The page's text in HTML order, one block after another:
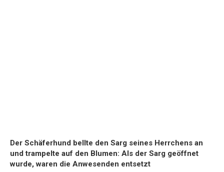
Der Schäferhund bellte den Sarg seines Herrchens an
undtrampelte auf den Blumen: Als der Sarg geöffnet
wurde,waren die Anwesenden entsetzt